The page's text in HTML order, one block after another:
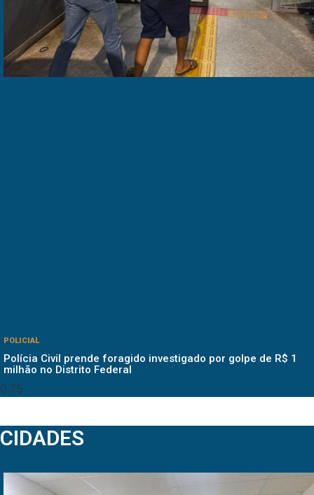
POLICIAL
Polícia Civil prende foragido investigado por golpe de R$ 1
milhão no Distrito Federal
CIDADES